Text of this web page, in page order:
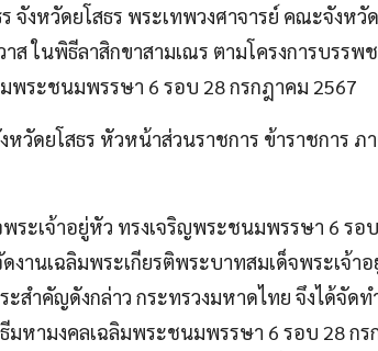
งหวัดยโสธร พระเทพวงศาจารย์ คณะจังหวั
ส ในพิธีลาสิกขาสามเณร ตามโครงการบรรพ
พระชนมพรรษา 6 รอบ 28 กรกฎาคม 2567
วัดยโสธร หัวหน้าส่วนราชการ ข้าราชการ ภ
ระเจ้าอยู่หัว ทรงเจริญพระชนมพรรษา 6 รอ
านเฉลิมพระเกียรติพระบาทสมเด็จพระเจ้าอ
ำคัญดังกล่าว กระทรวงมหาดไทย จึงได้จัดท
หามงคลเฉลิมพระชนมพรรษา 6 รอบ 28 กร